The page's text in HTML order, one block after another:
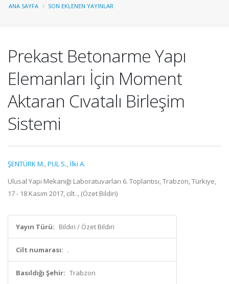
ANA SAYFA SON EKLENEN YAYINLAR
Prekast Betonarme Yapı
Elemanları İçin Moment
Aktaran Cıvatalı Birleşim
Sistemi
ŞENTÜRK M.,PUL S., İlki A.
Ulusal Yapı Mekaniği Laboratuvarları 6. Toplantısı, Trabzon, Türkiye,
17 - 18 Kasım 2017, cilt.., (Özet Bildiri)
Yayın Türü: Bildiri / Özet Bildiri
Cilt numarası: .
Basıldığı Şehir: Trabzon